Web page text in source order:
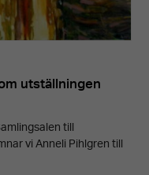
utställningen
till
vi Anneli Pihlgren till
taget ska